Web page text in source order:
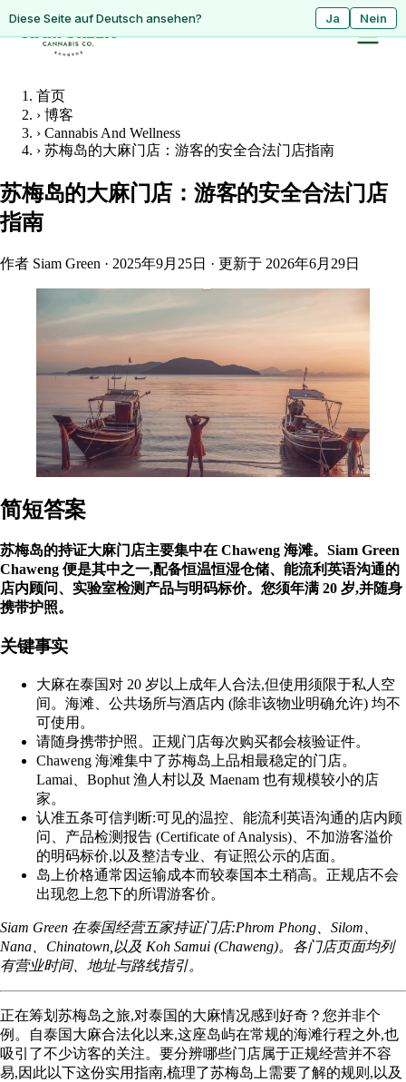
ดูหน้านี้เป็นภาษาไทย? ใช่ ไม่ใช่
Diese Seite auf Deutsch ansehen? Ja Nein
首页
› 博客
› Cannabis And Wellness
› 苏梅岛的大麻门店：游客的安全合法门店指南
苏梅岛的大麻门店：游客的安全合法门店
指南
作者 Siam Green · 2025年9月25日 · 更新于 2026年6月29日
简短答案
苏梅岛的持证大麻门店主要集中在 Chaweng 海滩。Siam Green
Chaweng 便是其中之一,配备恒温恒湿仓储、能流利英语沟通的
店内顾问、实验室检测产品与明码标价。您须年满 20 岁,并随身
携带护照。
关键事实
大麻在泰国对 20 岁以上成年人合法,但使用须限于私人空
间。海滩、公共场所与酒店内 (除非该物业明确允许) 均不
可使用。
请随身携带护照。正规门店每次购买都会核验证件。
Chaweng 海滩集中了苏梅岛上品相最稳定的门店。
Lamai、Bophut 渔人村以及 Maenam 也有规模较小的店
家。
认准五条可信判断:可见的温控、能流利英语沟通的店内顾
问、产品检测报告 (Certificate of Analysis)、不加游客溢价
的明码标价,以及整洁专业、有证照公示的店面。
岛上价格通常因运输成本而较泰国本土稍高。正规店不会
出现忽上忽下的所谓游客价。
Siam Green 在泰国经营五家持证门店:Phrom Phong、 Silom、
Nana、 Chinatown ,以及 Koh Samui (Chaweng)。各门店页面均列
有营业时间、地址与路线指引。
正在筹划苏梅岛之旅,对泰国的大麻情况感到好奇？您并非个
例。自泰国大麻合法化以来,这座岛屿在常规的海滩行程之外,也
吸引了不少访客的关注。要分辨哪些门店属于正规经营并不容
易,因此以下这份实用指南,梳理了苏梅岛上需要了解的规则,以及